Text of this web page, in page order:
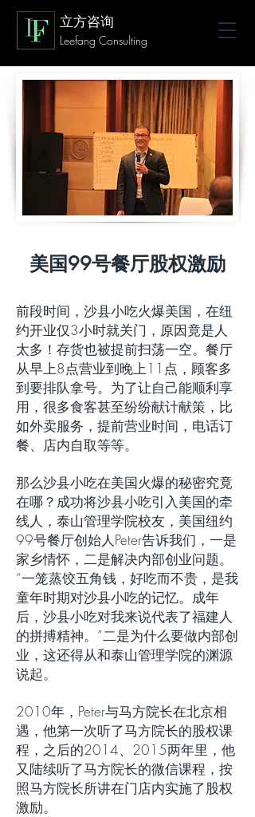
立方咨询
Leefang Consulting
美国99号餐厅股权激励
前段时间，沙县小吃火爆美国，在纽
约开业仅3小时就关门，原因竟是人
太多！存货也被提前扫荡一空。餐厅
从早上8点营业到晚上11点，顾客多
到要排队拿号。为了让自己能顺利享
用，很多食客甚至纷纷献计献策，比
如外卖服务，提前营业时间，电话订
餐、店内自取等等。
那么沙县小吃在美国火爆的秘密究竟
在哪？成功将沙县小吃引入美国的牵
线人，泰山管理学院校友，美国纽约
99号餐厅创始人Peter告诉我们，一是
家乡情怀，二是解决内部创业问题。
“一笼蒸饺五角钱，好吃而不贵，是我
童年时期对沙县小吃的记忆。成年
后，沙县小吃对我来说代表了福建人
的拼搏精神。”二是为什么要做内部创
业，这还得从和泰山管理学院的渊源
说起。
2010年，Peter与马方院长在北京相
遇，他第一次听了马方院长的股权课
程，之后的2014、2015两年里，他
又陆续听了马方院长的微信课程，按
照马方院长所讲在门店内实施了股权
激励。